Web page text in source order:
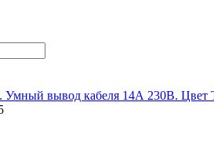
Умный вывод кабеля 14А 230В. Цвет